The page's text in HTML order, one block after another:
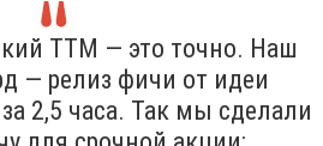
TTM — это точно. Наш
— релиз фичи от идеи
2,5 часа. Так мы сделали